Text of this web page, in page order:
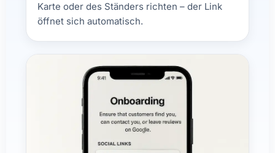
Karte oder des Ständers richten – der Link
öffnet sich automatisch.